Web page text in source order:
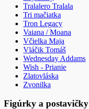
Tralalero Tralala
Tri mačiatka
Tron Legacy
Vaiana / Moana
Včielka Maja
Vláčik Tomáš
Wednesday Addams
Wish - Prianie
Zlatovláska
Zvonilka
Figúrky a postavičky